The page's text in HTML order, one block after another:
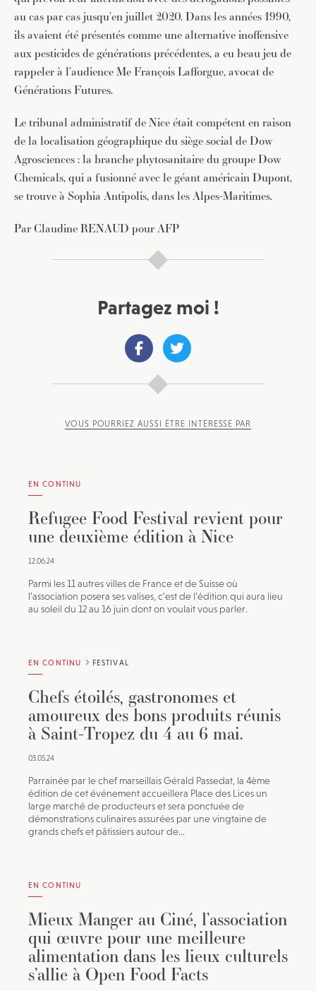
au cas par cas jusqu’en juillet 2020. Dans les années 1990,
ils avaient été présentés comme une alternative inoffensive
aux pesticides de générations précédentes, a eu beau jeu de
rappeler à l’audience Me François Lafforgue, avocat de
Générations Futures.
Le tribunal administratif de Nice était compétent en raison
de la localisation géographique du siège social de Dow
Agrosciences : la branche phytosanitaire du groupe Dow
Chemicals, qui a fusionné avec le géant américain Dupont,
se trouve à Sophia Antipolis, dans les Alpes-Maritimes.
Par Claudine RENAUD pour AFP
Partagez moi !
VOUS POURRIEZ AUSSI ÊTRE INTÉRESSÉ PAR
EN CONTINU
Refugee Food Festival revient pour
une deuxième édition à Nice
12.06.24
Parmi les 11 autres villes de France et de Suisse où
l’association posera ses valises, c’est de l’édition qui aura lieu
au soleil du 12 au 16 juin dont on voulait vous parler.
EN CONTINU FESTIVAL
Chefs étoilés, gastronomes et
amoureux des bons produits réunis
à Saint-Tropez du 4 au 6 mai.
03.05.24
Parrainée par le chef marseillais Gérald Passedat, la 4ème
édition de cet événement accueillera Place des Lices un
large marché de producteurs et sera ponctuée de
démonstrations culinaires assurées par une vingtaine de
grands chefs et pâtissiers autour de...
EN CONTINU
Mieux Manger au Ciné, l’association
qui œuvre pour une meilleure
alimentation dans les lieux culturels
s’allie à Open Food Facts
Pour recevoir toutes les deux semaines notre lettre
d’info avec une sélection d’articles …